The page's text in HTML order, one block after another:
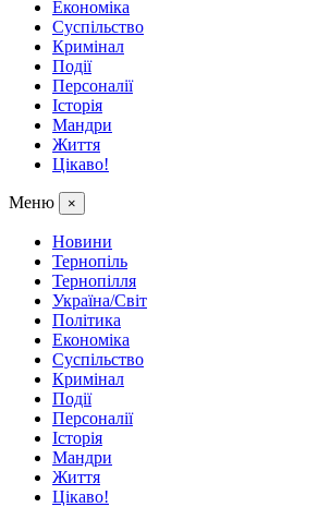
Економіка
Суспільство
Кримінал
Події
Персоналії
Історія
Мандри
Життя
Цікаво!
Меню ×
Новини
Тернопіль
Тернопілля
Україна/Світ
Політика
Економіка
Суспільство
Кримінал
Події
Персоналії
Історія
Мандри
Життя
Цікаво!